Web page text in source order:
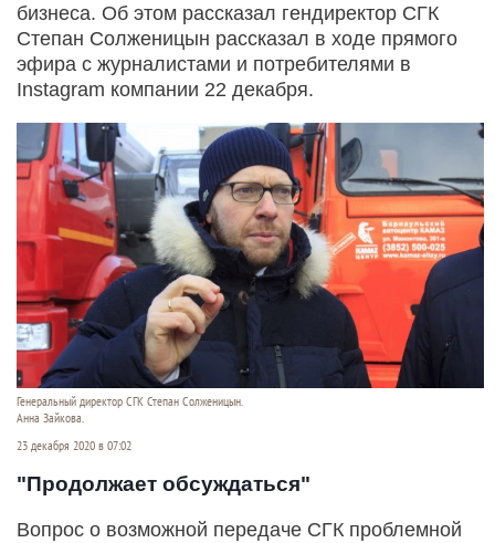
бизнеса. Об этом рассказал гендиректор СГК
Степан Солженицын рассказал в ходе прямого
эфира с журналистами и потребителями в
Instagram компании 22 декабря.
Генеральный директор СГК Степан Солженицын.
Анна Зайкова.
23 декабря 2020 в 07:02
"Продолжает обсуждаться"
Вопрос о возможной передаче СГК проблемной